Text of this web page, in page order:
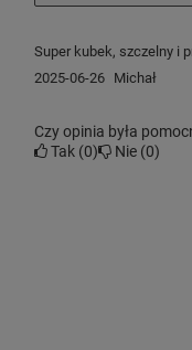
Super kubek, szczelny i
2025-06-26 Michał
Czy opinia była
Tak 0 Nie 0